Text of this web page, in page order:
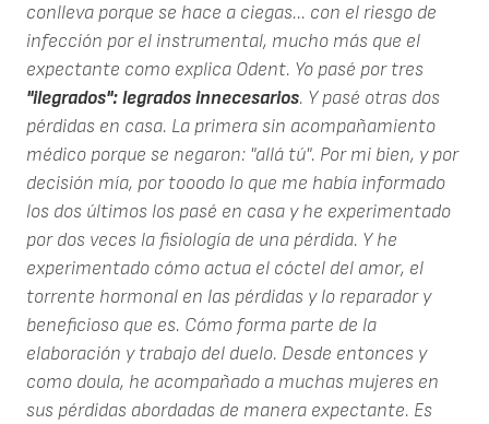
conlleva porque se hace a ciegas... con el riesgo de
infección por el instrumental, mucho más que el
expectante como explica Odent. Yo pasé por tres
"ilegrados": legrados innecesarios. Y pasé otras dos
pérdidas en casa. La primera sin acompañamiento
médico porque se negaron: "allá tú". Por mi bien, y por
decisión mía, por tooodo lo que me había informado
los dos últimos los pasé en casa y he experimentado
por dos veces la fisiología de una pérdida. Y he
experimentado cómo actua el cóctel del amor, el
torrente hormonal en las pérdidas y lo reparador y
beneficioso que es. Cómo forma parte de la
elaboración y trabajo del duelo. Desde entonces y
como doula, he acompañado a muchas mujeres en
sus pérdidas abordadas de manera expectante. Es